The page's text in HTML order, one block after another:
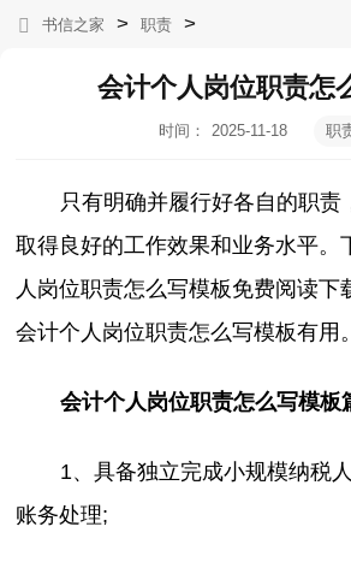
书信之家 > 职责 >
会计个人岗位职责怎
时间：
2025-11-18
职
只有明确并履行好各自的职责
取得良好的工作效果和业务水平。
人岗位职责怎么写模板免费阅读下
会计个人岗位职责怎么写模板有用。
会计个人岗位职责怎么写模板
1、具备独立完成小规模纳税
账务处理;